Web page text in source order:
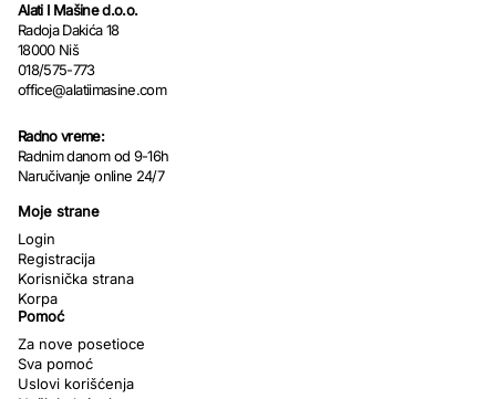
Alati I Mašine d.o.o.
Radoja Dakića 18
18000 Niš
018/575-773
office@alatiimasine.com
Radno vreme:
Radnim danom od 9-16h
Naručivanje online 24/7
Moje strane
Login
Registracija
Korisnička strana
Korpa
Pomoć
Za nove posetioce
Sva pomoć
Uslovi korišćenja